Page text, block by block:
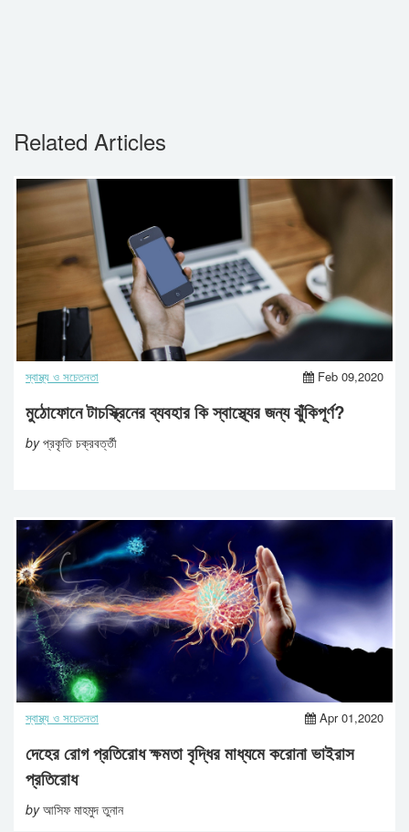
Related Articles
স্বাস্থ্য ও সচেতনতা Feb 09,2020
মুঠোফোনে টাচস্ক্রিনের ব্যবহার কি স্বাস্থ্যের জন্য ঝুঁকিপূর্ণ?
byপ্রকৃতি চক্রবর্ত্তী
স্বাস্থ্য ও সচেতনতা Apr 01,2020
দেহের রোগ প্রতিরোধ ক্ষমতা বৃদ্ধির মাধ্যমে করোনা ভাইরাস
প্রতিরোধ
byআসিফ মাহমুদ তুনান